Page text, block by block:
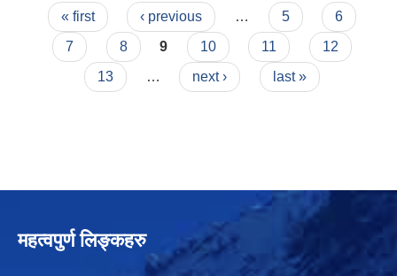
Pages
« first ‹ previous … 5
6
7
8 9 10 11
12
13
… next › last »
महत्वपुर्ण लिङ्कहरु